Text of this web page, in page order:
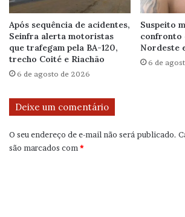
Após sequência de acidentes,
Seinfra alerta motoristas
que trafegam pela BA-120,
trecho Coité e Riachão
6 de agosto de 2026
Suspeito
confronto
Nordeste
6 de
Deixe um comentário
O seu endereço de e-mail não será publicado.
são marcados com *